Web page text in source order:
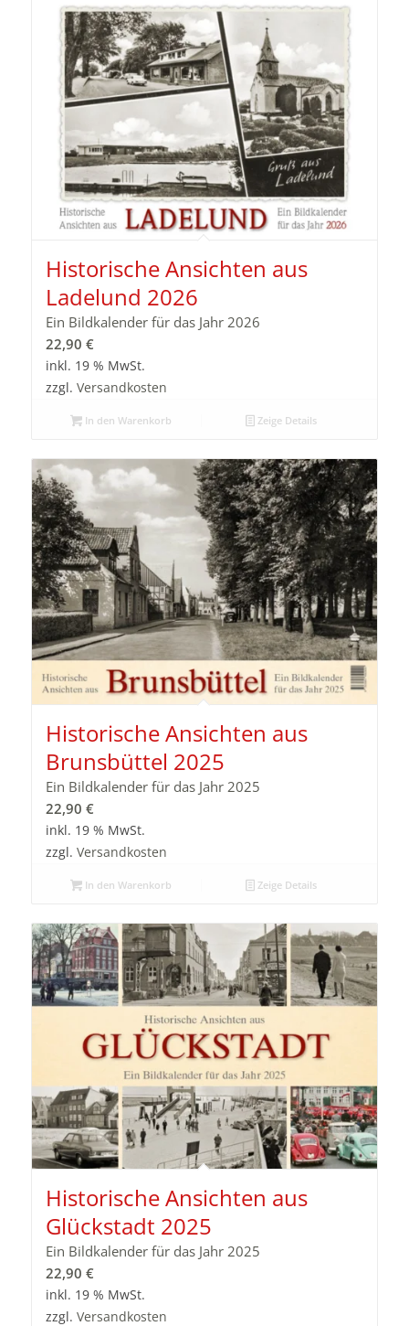
Historische Ansichten aus
Ladelund 2026
Ein Bildkalender für das Jahr 2026
22,90 €
inkl. 19 % MwSt.
zzgl. Versandkosten
In den Warenkorb Zeige Details
Historische Ansichten aus
Brunsbüttel 2025
Ein Bildkalender für das Jahr 2025
22,90 €
inkl. 19 % MwSt.
zzgl. Versandkosten
In den Warenkorb Zeige Details
Historische Ansichten aus
Glückstadt 2025
Ein Bildkalender für das Jahr 2025
22,90 €
inkl. 19 % MwSt.
zzgl. Versandkosten